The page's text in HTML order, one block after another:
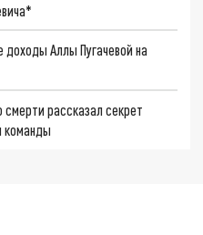
доходы Аллы Пугачевой на
смерти рассказал секрет
команды